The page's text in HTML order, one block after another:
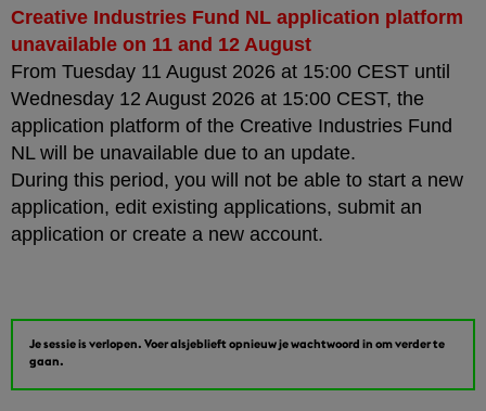
Creative Industries Fund NL application platform
unavailable on 11 and 12 August
From Tuesday 11 August 2026 at 15:00 CEST until
Wednesday 12 August 2026 at 15:00 CEST, the
application platform of the Creative Industries Fund
NL will be unavailable due to an update.
During this period, you will not be able to start a new
application, edit existing applications, submit an
application or create a new account.
Je sessie is verlopen. Voer alsjeblieft opnieuw je wachtwoord in om verder te
gaan.